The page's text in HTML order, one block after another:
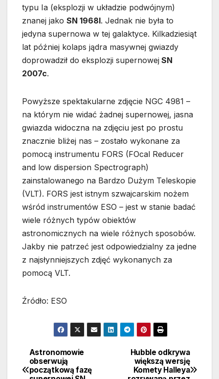
typu Ia (eksplozji w układzie podwójnym)
znanej jako SN 1968I. Jednak nie była to
jedyna supernowa w tej galaktyce. Kilkadziesiąt
lat później kolaps jądra masywnej gwiazdy
doprowadził do eksplozji supernowej SN
2007c.
Powyższe spektakularne zdjęcie NGC 4981 –
na którym nie widać żadnej supernowej, jasna
gwiazda widoczna na zdjęciu jest po prostu
znacznie bliżej nas – zostało wykonane za
pomocą instrumentu FORS (FOcal Reducer
and low dispersion Spectrograph)
zainstalowanego na Bardzo Dużym Teleskopie
(VLT). FORS jest istnym szwajcarskim nożem
wśród instrumentów ESO – jest w stanie badać
wiele różnych typów obiektów
astronomicznych na wiele różnych sposobów.
Jakby nie patrzeć jest odpowiedzialny za jedne
z najsłynniejszych zdjęć wykonanych za
pomocą VLT.
Źródło: ESO
Nawigacja
Hubble odkrywa
większą wersję
Komety Halleya
Astronomowie
obserwują
początkową fazę